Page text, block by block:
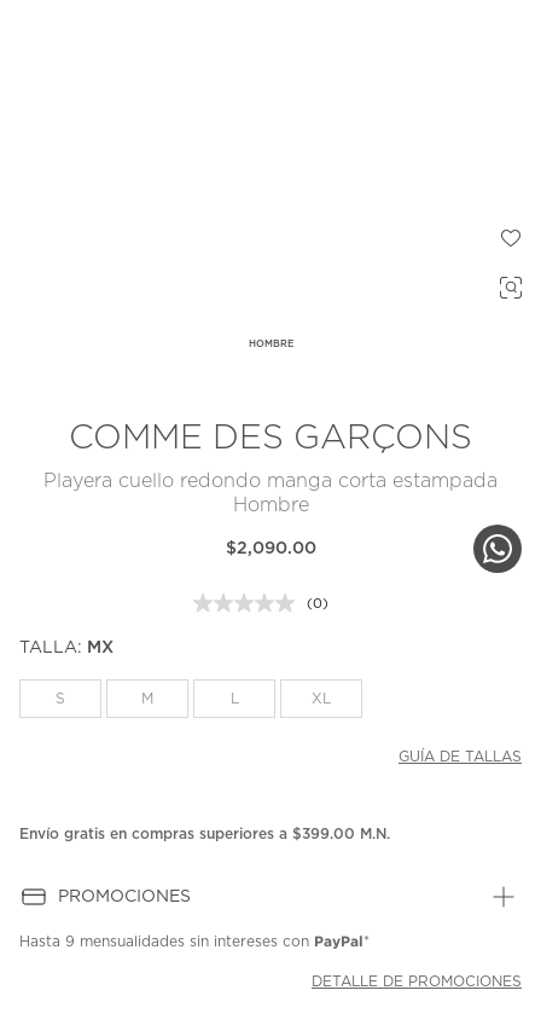
HOMBRE
COMME DES GARÇONS
Playera cuello redondo manga corta estampada
Hombre
$2,090.00
Sin
la
misma
(0)
TALLA: MX
S M XL
GUÍA DE TALLAS
Envío gratis en compras superiores a $399.00 M.N.
PROMOCIONES
Hasta 9 mensualidades sin intereses con PayPal*
DETALLE DE PROMOCIONES